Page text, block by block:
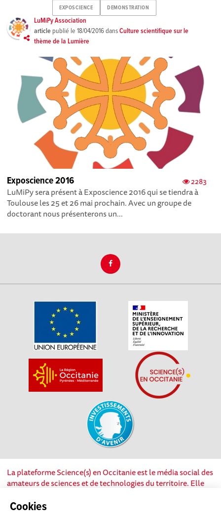
Cookies
EXPOSCIENCE DEMONSTRATION
LuMiPy Association
article publié le18/04/2016dansCulture scientifique sur le
thème de la Lumière
2283
Exposcience 2016
LuMiPy sera présent à Exposcience 2016 qui se tiendra à
Toulouse les 25 et 26 mai prochain. Avec un groupe de
doctorant nous présenterons un...
La plateforme Science(s) en Occitanie est le média social des
amateurs de sciences et de technologies du territoire. Elle
soutien de nombreux acteurs locaux. Ce projet est cofinancé